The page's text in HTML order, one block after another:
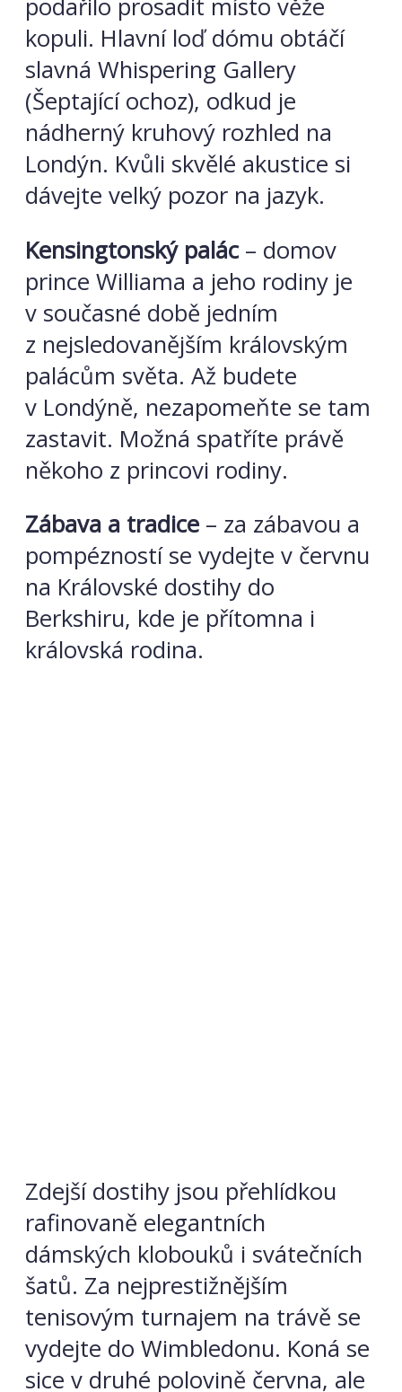
podařilo prosadit místo věže
kopuli. Hlavní loď dómu obtáčí
slavná Whispering Gallery
(Šeptající ochoz), odkud je
nádherný kruhový rozhled na
Londýn. Kvůli skvělé akustice si
dávejte velký pozor na jazyk.
Kensingtonský palác– domov
prince Williama a jeho rodiny je
v současné době jedním
z nejsledovanějším královským
palácům světa. Až budete
v Londýně, nezapomeňte se tam
zastavit. Možná spatříte právě
někoho z princovi rodiny.
Zábava a tradice – za zábavou a
pompézností se vydejte v červnu
na Královské dostihy do
Berkshiru, kde je přítomna i
královská rodina.
Zdejší dostihy jsou přehlídkou
rafinovaně elegantních
dámských klobouků i svátečních
šatů. Za nejprestižnějším
tenisovým turnajem na trávě se
vydejte do Wimbledonu. Koná se
sice v druhé polovině června, ale